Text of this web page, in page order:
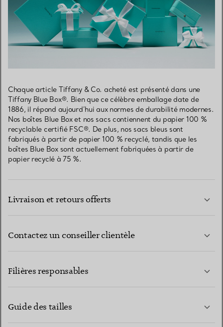
Chaque article Tiffany & Co. acheté est présenté dans une
Tiffany Blue Box®. Bien que ce célèbre emballage date de
1886, il répond aujourd’hui aux normes de durabilité modernes.
Nos boîtes Blue Box et nos sacs contiennent du papier 100 %
recyclable certifié FSC®. De plus, nos sacs bleus sont
fabriqués à partir de papier 100 % recyclé, tandis que les
boîtes Blue Box sont actuellement fabriquées à partir de
papier recyclé à 75 %.
Livraison et retours offerts
Contactez un conseiller clientèle
Filières responsables
Guide des tailles